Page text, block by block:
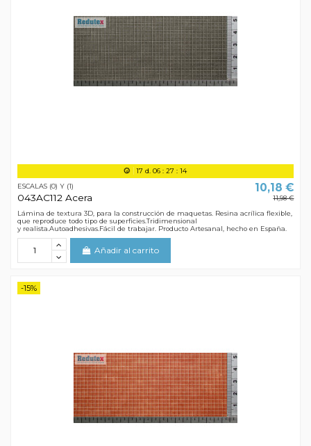
17 d. 06 :27 :13
ESCALAS (0) Y (1)
043AC112 Acera
10,18 €
11,98 €
Lámina de textura 3D, para la construcción de maquetas. Resina acrílica flexible,
que reproduce todo tipo de superficies.Tridimensional
y realista.Autoadhesivas.Fácil de trabajar. Producto Artesanal, hecho en España.
Añadir al carrito
-15%